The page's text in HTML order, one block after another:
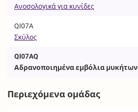
Ανοσολογικά για κυνίδες
QI07A
Σκύλος
QI07AQ
Αδρανοποιημένα εμβόλια μυκήτων
Περιεχόμενα ομάδας